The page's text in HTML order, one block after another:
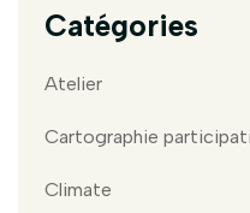
Catégories
Atelier
Cartographie
Climate